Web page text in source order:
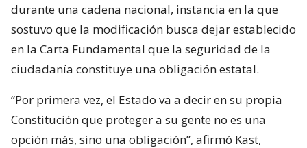
durante una cadena nacional, instancia en la que
sostuvo que la modificación busca dejar establecido
en la Carta Fundamental que la seguridad de la
ciudadanía constituye una obligación estatal.
“Por primera vez, el Estado va a decir en su propia
Constitución que proteger a su gente no es una
opción más, sino una obligación”, afirmó Kast,